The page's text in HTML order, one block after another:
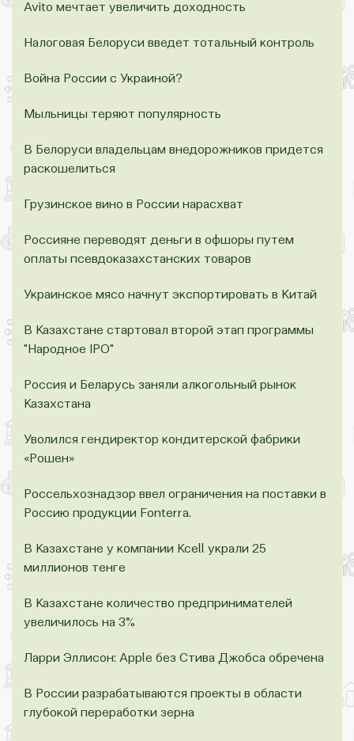
Avito мечтает увеличить доходность
Налоговая Белоруси введет тотальный контроль
Война России с Украиной?
Мыльницы теряют популярность
В Белоруси владельцам внедорожников придется
раскошелиться
Грузинское вино в России нарасхват
Россияне переводят деньги в офшоры путем
оплаты псевдоказахстанских товаров
Украинское мясо начнут экспортировать в Китай
В Казахстане стартовал второй этап программы
"Народное IPO"
Россия и Беларусь заняли алкогольный рынок
Казахстана
Уволился гендиректор кондитерской фабрики
«Рошен»
Россельхознадзор ввел ограничения на поставки в
Россию продукции Fonterra.
В Казахстане у компании Kcell украли 25
миллионов тенге
В Казахстане количество предпринимателей
увеличилось на 3%
Ларри Эллисон: Apple без Стива Джобса обречена
В России разрабатываются проекты в области
глубокой переработки зерна